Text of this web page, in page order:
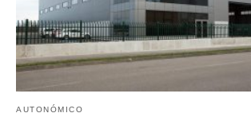
AUTONÓMICO